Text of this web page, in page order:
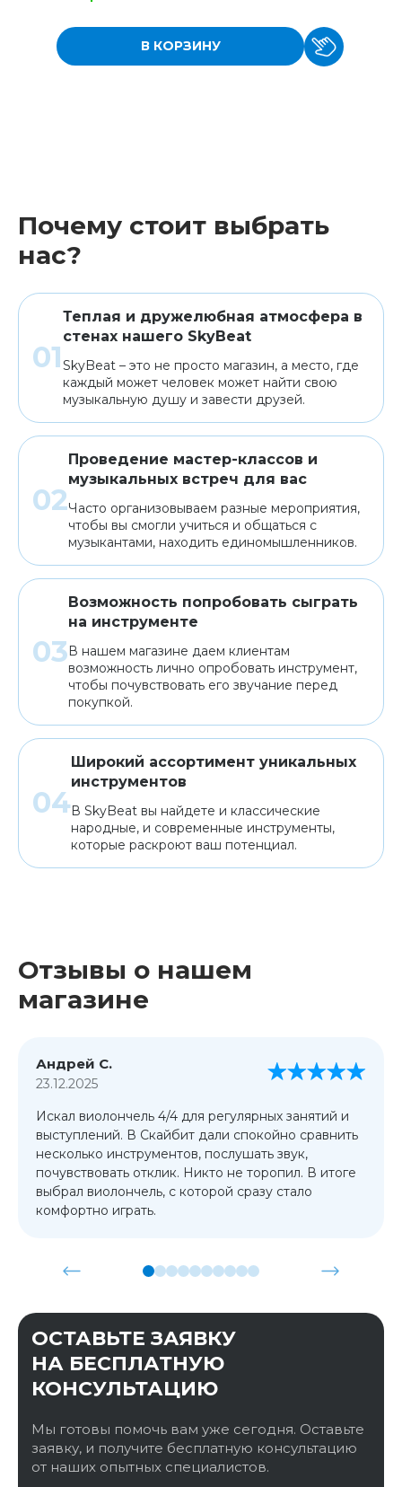
В КОРЗИНУ
Почему стоит выбрать
нас?
Теплая и дружелюбная атмосфера в
стенах нашего SkyBeat
SkyBeat – это не просто магазин, а место, где
каждый может человек может найти свою
музыкальную душу и завести друзей.
Проведение мастер-классов и
музыкальных встреч для вас
Часто организовываем разные мероприятия,
чтобы вы смогли учиться и общаться с
музыкантами, находить единомышленников.
Возможность попробовать сыграть
на инструменте
В нашем магазине даем клиентам
возможность лично опробовать инструмент,
чтобы почувствовать его звучание перед
покупкой.
Широкий ассортимент уникальных
инструментов
В SkyBeat вы найдете и классические
народные, и современные инструменты,
которые раскроют ваш потенциал.
Отзывы о нашем
магазине
Андрей С.
23.12.2025
Искал виолончель 4/4 для регулярных занятий и
выступлений. В Скайбит дали спокойно сравнить
несколько инструментов, послушать звук,
почувствовать отклик. Никто не торопил. В итоге
выбрал виолончель, с которой сразу стало
комфортно играть.
ОСТАВЬТЕ ЗАЯВКУ
НА БЕСПЛАТНУЮ
КОНСУЛЬТАЦИЮ
Мы готовы помочь вам уже сегодня. Оставьте
заявку, и получите бесплатную консультацию
от наших опытных специалистов.